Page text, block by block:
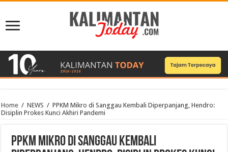
Home / NEWS / PPKM Mikro di Sanggau Kembali Diperpanjang, Hendro:
Disiplin Prokes Kunci Akhiri Pandemi
PPKM Mikro di Sanggau Kembali